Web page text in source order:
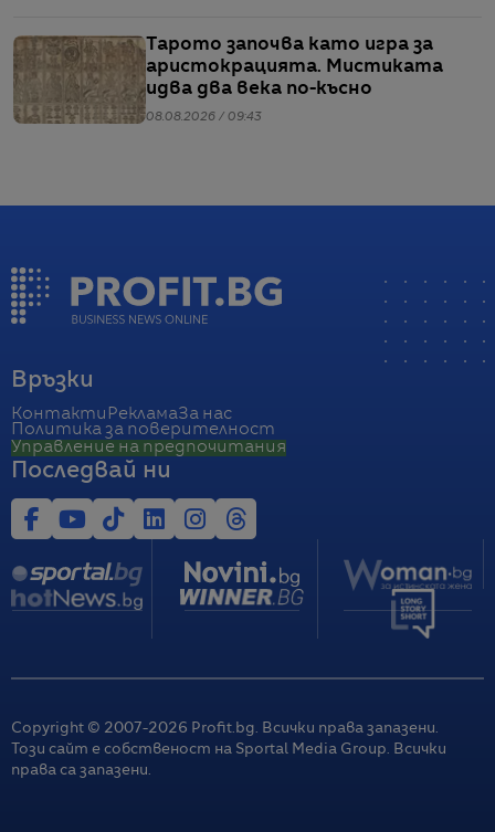
Тарото започва като игра за
аристокрацията. Мистиката
идва два века по-късно
08.08.2026 / 09:43
Връзки
Контакти РекламаЗа нас
Политика за поверителност
Управление на предпочитания
Последвай ни
Copyright © 2007-2026 Profit.bg. Всички права запазени.
Този сайт е собственост на Sportal Media Group. Всички
права са запазени.